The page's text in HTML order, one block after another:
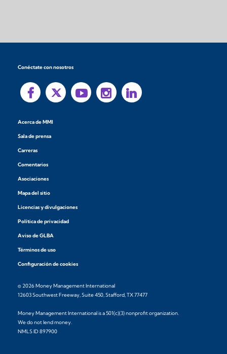
Conéctate con nosotros
Acerca de MMI
Sala de prensa
Carreras
Comentarios
Asociaciones
Mapa del sitio
Licencias y divulgaciones
Política de privacidad
Aviso de GLBA
Términos de uso
Configuración de cookies
© 2026 Money Management International
12603 Southwest Freeway, Suite 450, Stafford, TX 77477
Money Management International is a 501(c)(3) nonprofit organization.
We do not lend money.
NMLS ID 897900